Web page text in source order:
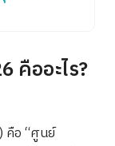
คืออะไร?
คือ “ศูนย์